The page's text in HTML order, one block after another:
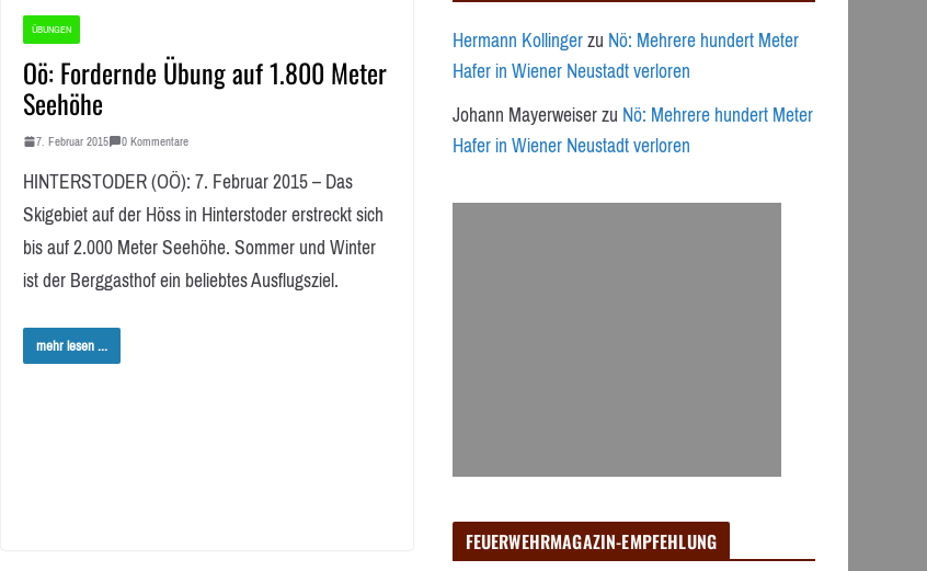
ÜBUNGEN
Oö: Fordernde Übung auf 1.800 Meter
Seehöhe
7. Februar 2015 0 Kommentare
HINTERSTODER (OÖ): 7. Februar 2015 – Das
Skigebiet auf der Höss in Hinterstoder erstreckt sich
bis auf 2.000 Meter Seehöhe. Sommer und Winter
ist der Berggasthof ein beliebtes Ausflugsziel.
mehr lesen ...
Hermann KollingerzuNö: Mehrere hundert Meter
Hafer in Wiener Neustadt verloren
Johann MayerweiserzuNö: Mehrere hundert Meter
Hafer in Wiener Neustadt verloren
FEUERWEHRMAGAZIN-EMPFEHLUNG